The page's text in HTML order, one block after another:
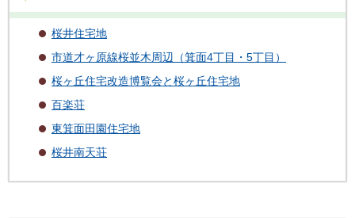
桜井住宅地
市道才ヶ原線桜並木周辺（箕面4丁目・5丁目）
桜ヶ丘住宅改造博覧会と桜ヶ丘住宅地
百楽荘
東箕面田園住宅地
桜井南天荘